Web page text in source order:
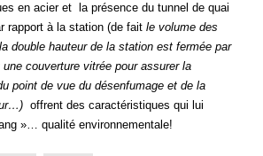
en acier et la présence du tunnel de quai
rapport à la station (de fait le volume des
double hauteur de la station est fermée par
couverture vitrée pour assurer la
point de vue du désenfumage et de la
offrent des caractéristiques qui lui
»… qualité environnementale!